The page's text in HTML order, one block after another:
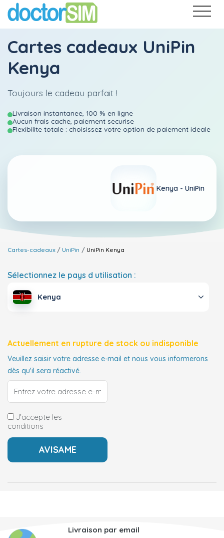
Cartes cadeaux UniPin
Kenya
Toujours le cadeau parfait !
Livraison instantanee, 100 % en ligne
Aucun frais cache, paiement securise
Flexibilite totale : choisissez votre option de paiement ideale
Kenya - UniPin
Cartes-cadeaux UniPin UniPin Kenya
Sélectionnez le pays d utilisation :
Kenya
Actuellement en rupture de stock ou indisponible
Veuillez saisir votre adresse e-mail et nous vous informerons
dès qu'il sera réactivé.
J'accepte les
conditions
Livraison par email